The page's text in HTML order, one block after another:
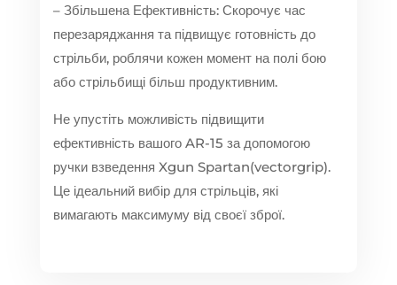
– Збільшена Ефективність: Скорочує час
перезаряджання та підвищує готовність до
стрільби, роблячи кожен момент на полі бою
або стрільбищі більш продуктивним.
Не упустіть можливість підвищити
ефективність вашого AR-15 за допомогою
ручки взведення Xgun Spartan(vectorgrip).
Це ідеальний вибір для стрільців, які
вимагають максимуму від своєї зброї.